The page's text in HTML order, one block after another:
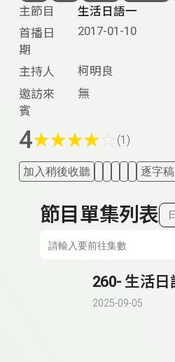
主節目
生活日語一
首播日
期
2017-01-10
主持人
柯明良
邀訪來
賓
無
4★★★★ (1)
加入稍後收聽 逐字稿
節目單集列表
260- 生活
2025-09-05